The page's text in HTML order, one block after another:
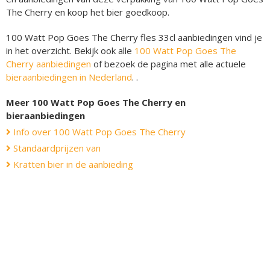
The Cherry en koop het bier goedkoop.
100 Watt Pop Goes The Cherry fles 33cl aanbiedingen vind je
in het overzicht. Bekijk ook alle 100 Watt Pop Goes The
Cherry aanbiedingen of bezoek de pagina met alle actuele
bieraanbiedingen in Nederland. .
Meer 100 Watt Pop Goes The Cherry en
bieraanbiedingen
Info over 100 Watt Pop Goes The Cherry
Standaardprijzen van
Kratten bier in de aanbieding